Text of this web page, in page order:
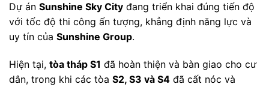
Dự án Sunshine Sky City đang triển khai đúng tiến độ
với tốc độ thi công ấn tượng, khẳng định năng lực và
uy tín của Sunshine Group.
Hiện tại, tòa tháp S1 đã hoàn thiện và bàn giao cho cư
dân, trong khi các tòa S2, S3 và S4 đã cất nóc và